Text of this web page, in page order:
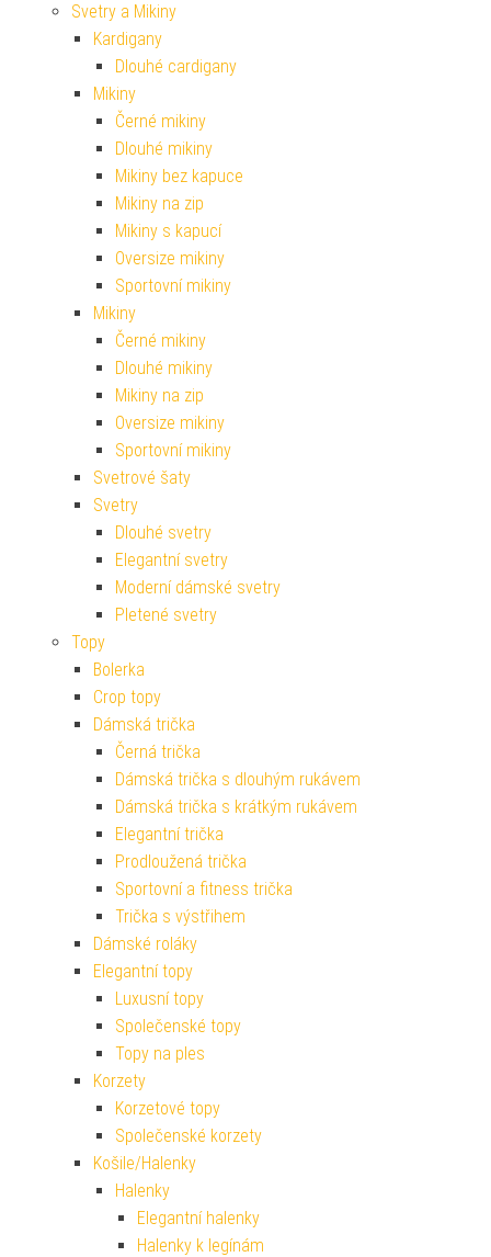
Svetry a Mikiny
Kardigany
Dlouhé cardigany
Mikiny
Černé mikiny
Dlouhé mikiny
Mikiny bez kapuce
Mikiny na zip
Mikiny s kapucí
Oversize mikiny
Sportovní mikiny
Mikiny
Černé mikiny
Dlouhé mikiny
Mikiny na zip
Oversize mikiny
Sportovní mikiny
Svetrové šaty
Svetry
Dlouhé svetry
Elegantní svetry
Moderní dámské svetry
Pletené svetry
Topy
Bolerka
Crop topy
Dámská trička
Černá trička
Dámská trička s dlouhým rukávem
Dámská trička s krátkým rukávem
Elegantní trička
Prodloužená trička
Sportovní a fitness trička
Trička s výstřihem
Dámské roláky
Elegantní topy
Luxusní topy
Společenské topy
Topy na ples
Korzety
Korzetové topy
Společenské korzety
Košile/Halenky
Halenky
Elegantní halenky
Halenky k legínám